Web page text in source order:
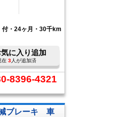
付・24ヶ月・30千km
に入り追加
在 3人が追加済
8396-4321
ブレーキ 車